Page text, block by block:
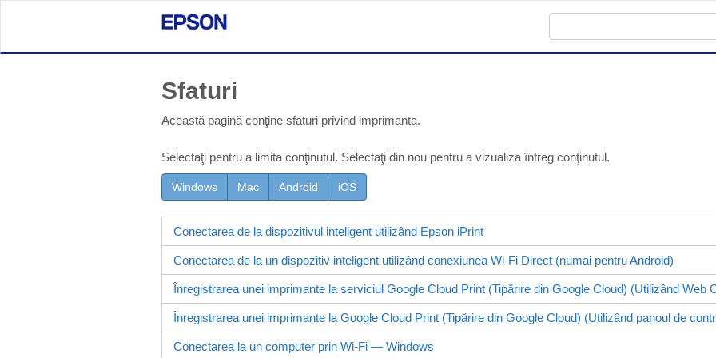
Sfaturi
Această pagină conţine sfaturi privind imprimanta.
Selectaţi pentru a limita conţinutul. Selectaţi din nou pentru a vizualiza întreg conţinutul.
Windows Mac Android iOS
Conectarea de la dispozitivul inteligent utilizând Epson iPrint
Conectarea de la un dispozitiv inteligent utilizând conexiunea Wi-Fi Direct (numai pentruAndroid)
Înregistrarea unei imprimante la serviciul Google Cloud Print (Tipărire din Google Cloud) (Utilizând Web
Înregistrarea unei imprimante la Google Cloud Print (Tipărire din Google Cloud) (Utilizând panoul de
Conectarea la un computer prin Wi-Fi — Windows